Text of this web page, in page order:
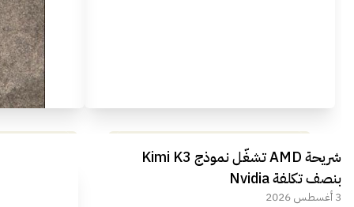
مراجعة شاملة لعملاق الألعاب
الجديد REDMAGIC 11 AIR
شريحة AMD تشغّل نموذج Kimi K3
بنصف تكلفة Nvidia
3 أغسطس 2026